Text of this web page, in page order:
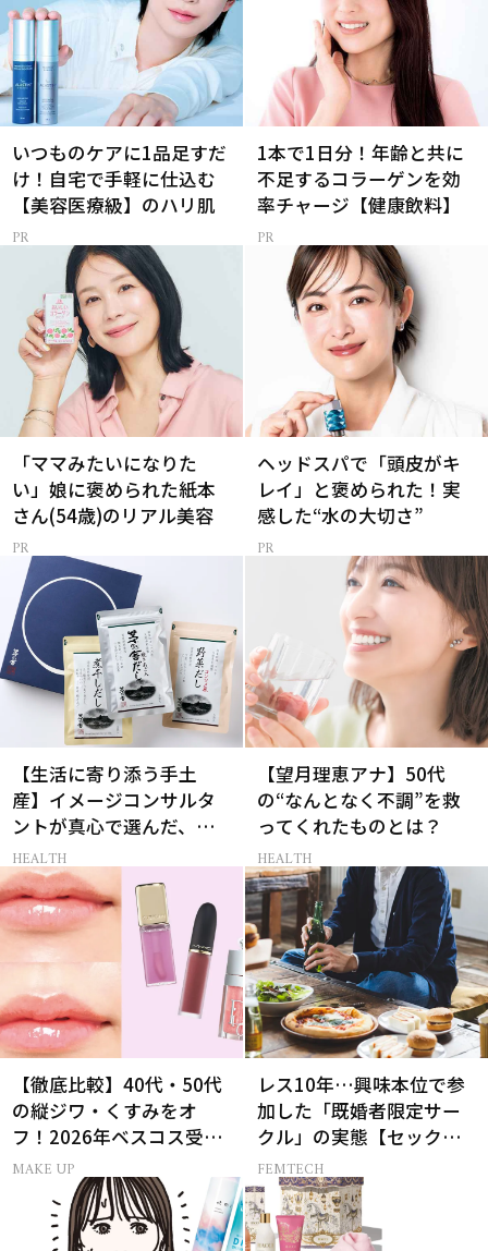
いつものケアに1品足すだ
け！自宅で手軽に仕込む
【美容医療級】のハリ肌
1本で1日分！年齢と共に
不足するコラーゲンを効
率チャージ【健康飲料】
「ママみたいになりた
い」娘に褒められた紙本
さん(54歳)のリアル美容
ヘッドスパで「頭皮がキ
レイ」と褒められた！実
感した“水の大切さ”
【生活に寄り添う手土
産】イメージコンサルタ
ントが真心で選んだ、相
手に本当に喜ばれるギフ
ト3選
HEALTH
【望月理恵アナ】50代
の“なんとなく不調”を救
ってくれたものとは？
HEALTH
【徹底比較】40代・50代
の縦ジワ・くすみをオ
フ！2026年ベスコス受賞
リキッドルージュ3選
MAKE UP
レス10年…興味本位で参
加した「既婚者限定サー
クル」の実態【セックス
レス AND THE CITY -女た
ちの告白-】
FEMTECH